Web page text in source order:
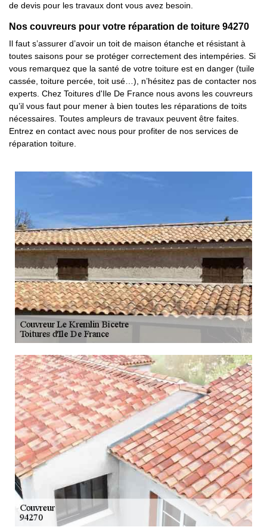
de devis pour les travaux dont vous avez besoin.
Nos couvreurs pour votre réparation de toiture 94270
Il faut s’assurer d’avoir un toit de maison étanche et résistant à
toutes saisons pour se protéger correctement des intempéries. Si
vous remarquez que la santé de votre toiture est en danger (tuile
cassée, toiture percée, toit usé…), n’hésitez pas de contacter nos
experts. Chez Toitures d'Ile De France nous avons les couvreurs
qu’il vous faut pour mener à bien toutes les réparations de toits
nécessaires. Toutes ampleurs de travaux peuvent être faites.
Entrez en contact avec nous pour profiter de nos services de
réparation toiture.